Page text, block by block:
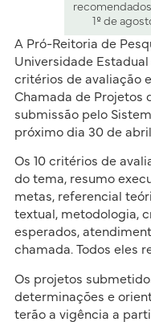
1º de
A Pró-Reitoria de
Universidade Estadual
critérios de avaliação
Chamada de Projetos
submissão pelo
próximo dia 30 de
Os 10 critérios de
do tema, resumo
metas, referencial
textual, metodologia,
esperados,
chamada. Todos eles
Os projetos
determinações e
terão a vigência a